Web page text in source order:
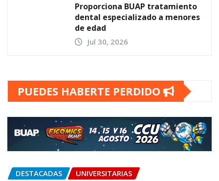
Proporciona BUAP tratamiento
dental especializado a menores
de edad
Jul 30, 2026
PUEDES HABERTE PERDIDO
DESTACADAS UNIVERSITARIAS